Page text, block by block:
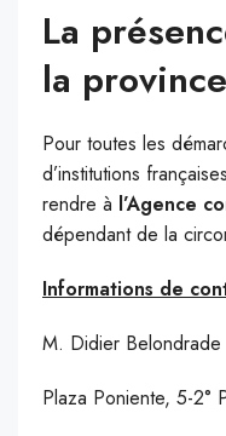
La
la province
Pour toutes les
d’institutions
rendre à l’Agence
dépendant de la
Informations de
M. Didier Belondrade
Plaza Poniente, 5-2°